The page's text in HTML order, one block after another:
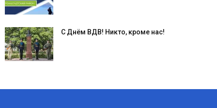
С Днём ВДВ! Никто, кроме нас!